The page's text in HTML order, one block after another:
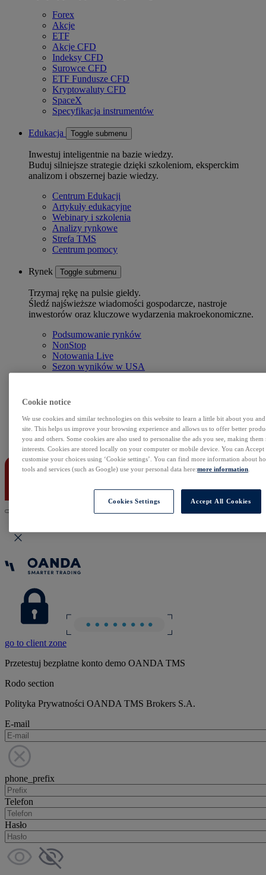
Forex
Akcje
ETF
Akcje CFD
Indeksy CFD
Surowce CFD
ETF Fundusze CFD
Kryptowaluty CFD
SpaceX
Specyfikacja instrumentów
Edukacja Toggle submenu
Inwestuj inteligentnie na bazie wiedzy.
Buduj silniejsze strategie dzięki szkoleniom, eksperckim
analizom i obszernej bazie wiedzy.
Centrum Edukacji
Artykuły edukacyjne
Webinary i szkolenia
Analizy rynkowe
Strefa TMS
Centrum pomocy
Rynek Toggle submenu
Trzymaj rękę na pulsie giełdy.
Śledź najświeższe wiadomości gospodarcze, nastroje
inwestorów oraz kluczowe wydarzenia makroekonomiczne.
Podsumowanie rynków
NonStop
Notowania Live
Sezon wyników w USA
Zdarzenia korporacyjne
Rolowania
Kontakt
go to client zone
Przetestuj bezpłatne konto demo OANDA TMS
Rodo section
Polityka Prywatności OANDA TMS Brokers S.A.
E-mail
phone_prefix
Telefon
Hasło
Cookie notice
We use cookies and similar technologies on this website to learn a little bit about you
site. This helps us improve your browsing experience and allows us to offer better
you and others. Some cookies are also used to personalise the ads you see, making
interests. Cookies are stored locally on your computer or mobile device. You can
customise your choices using ‘Cookie settings’. You can find more information about
tools and services (such as Google) use your personal data here:more information
Cookies Settings Accept All Cookies